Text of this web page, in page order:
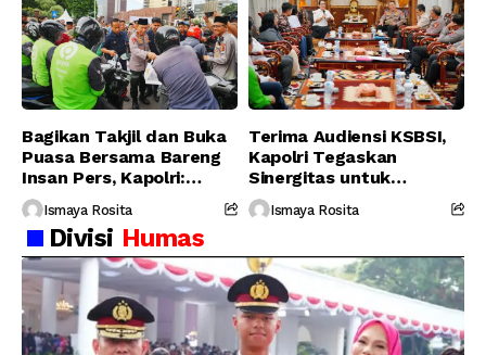
Bagikan Takjil dan Buka
Puasa Bersama Bareng
Insan Pers, Kapolri:
Suara Media Suara
Publik
Ismaya Rosita
Terima Audiensi KSBSI,
Kapolri Tegaskan
Sinergitas untuk
Perjuangkan Hak Buruh
Ismaya Rosita
Divisi Humas